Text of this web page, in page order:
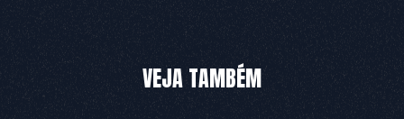
VEJA TAMBÉM